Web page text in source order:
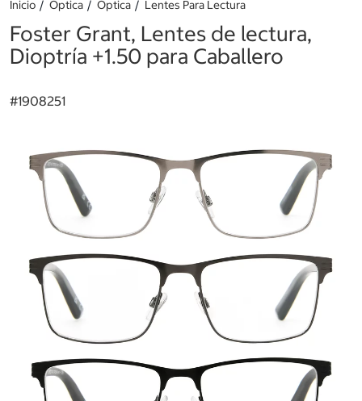
Inicio Óptica Óptica Lentes Para Lectura
Foster Grant, Lentes de lectura,
Dioptría +1.50 para Caballero
#1908251